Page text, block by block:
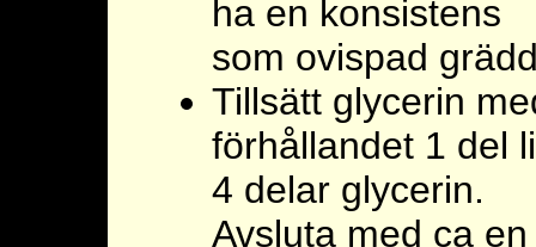
ha en konsistens
som ovispad
Tillsätt glycerin
förhållandet 1 del
4 delar glycerin.
Avsluta med ca en